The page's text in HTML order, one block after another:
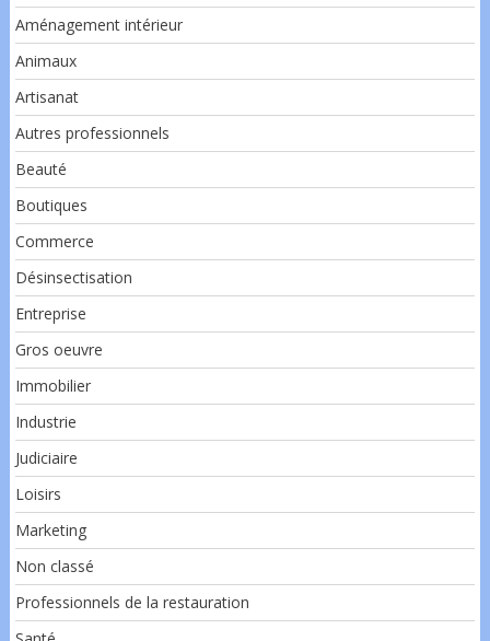
Aménagement intérieur
Animaux
Artisanat
Autres professionnels
Beauté
Boutiques
Commerce
Désinsectisation
Entreprise
Gros oeuvre
Immobilier
Industrie
Judiciaire
Loisirs
Marketing
Non classé
Professionnels de la restauration